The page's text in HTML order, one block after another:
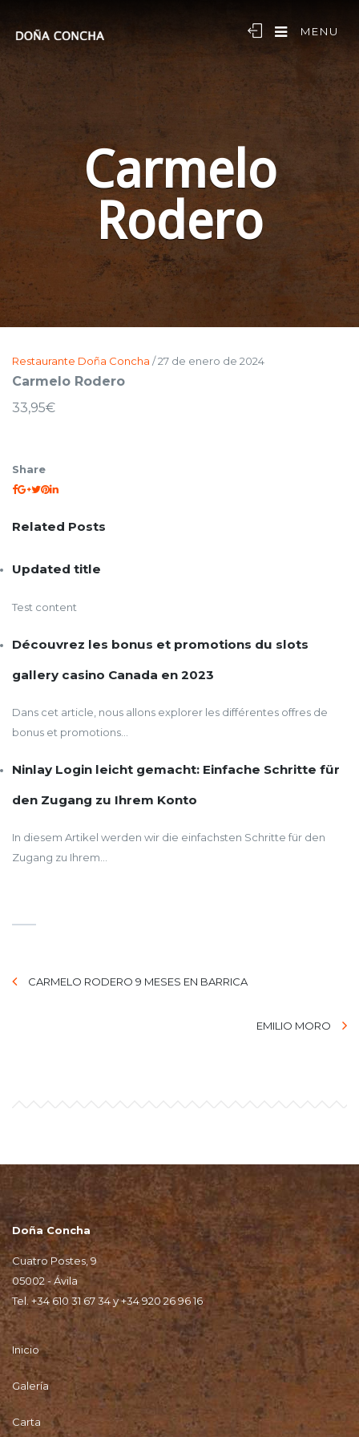
MENU
Carmelo
Rodero
Restaurante Doña Concha /27 de enero de 2024
Carmelo Rodero
33,95€
Share
Related Posts
Updated title
Test content
Découvrez les bonus et promotions du slots
gallery casino Canada en 2023
Dans cet article, nous allons explorer les différentes offres de
bonus et promotions...
Ninlay Login leicht gemacht: Einfache Schritte für
den Zugang zu Ihrem Konto
In diesem Artikel werden wir die einfachsten Schritte für den
Zugang zu Ihrem...
CARMELO RODERO 9 MESES EN BARRICA
EMILIO MORO
Doña Concha
Cuatro Postes, 9
05002 - Ávila
Tel.+34 610 31 67 34y+34 920 26 96 16
Inicio
Galería
Carta